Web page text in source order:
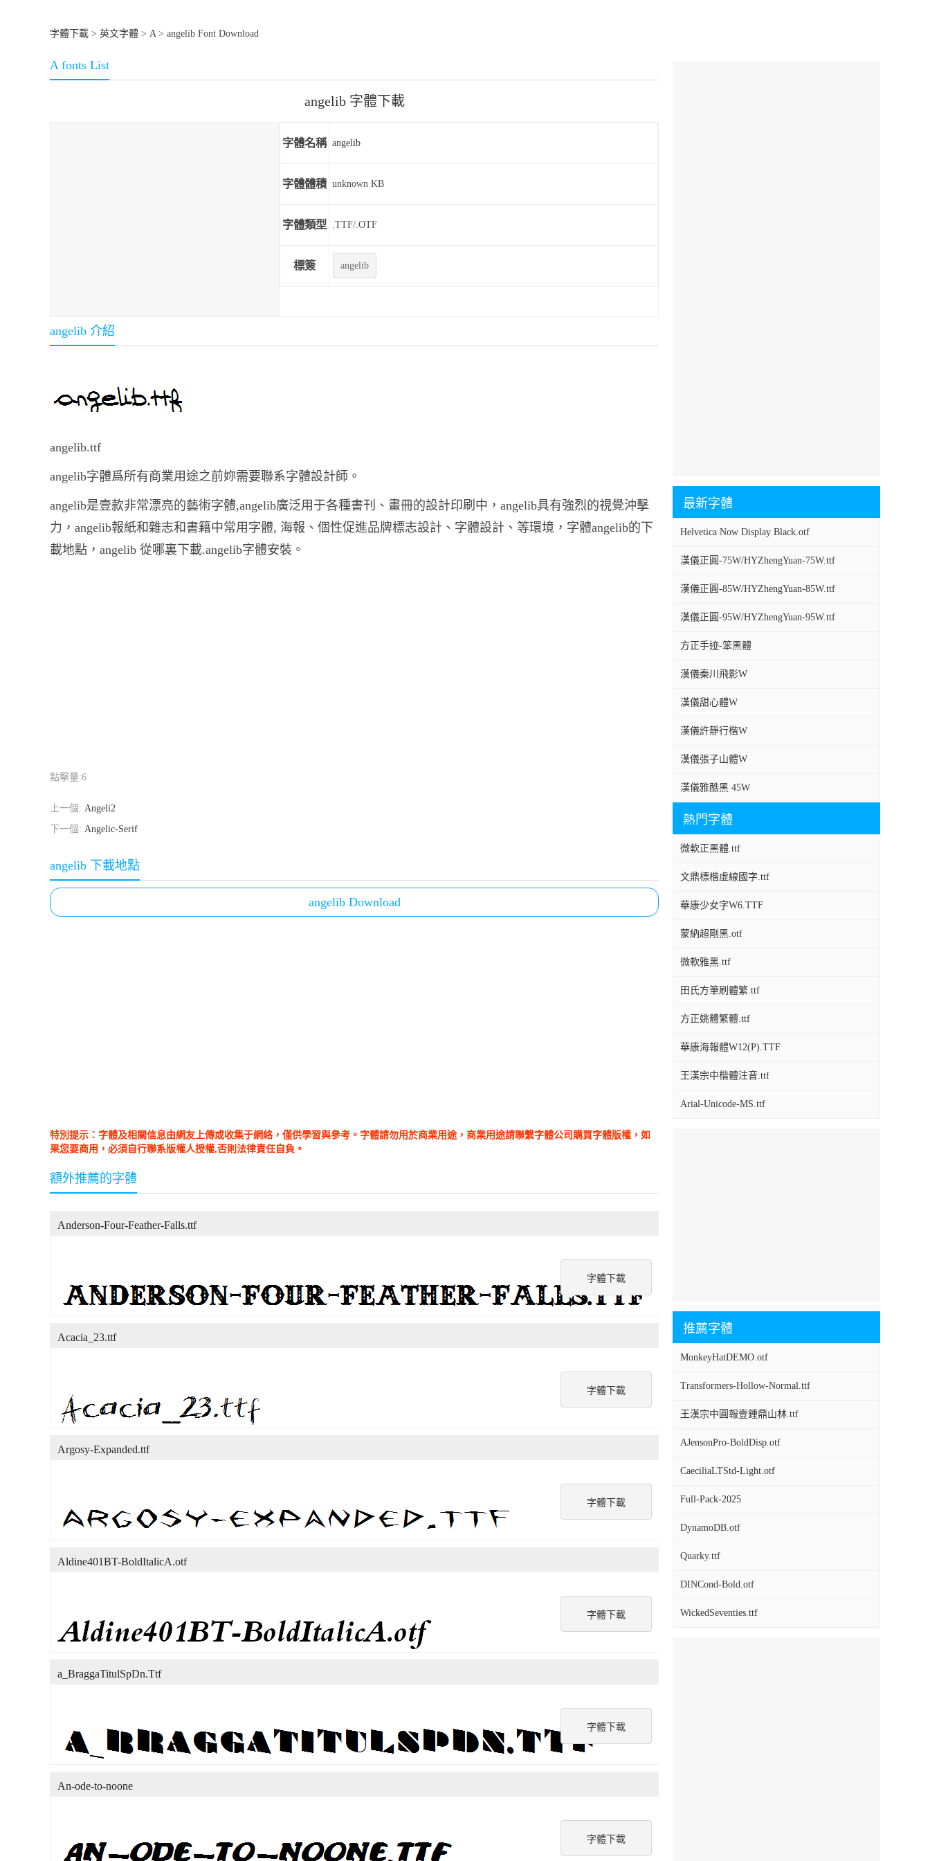
字體下載 > 英文字體 > A> angelib Font Download
最新字體
Helvetica Now Display Black.otf
漢儀正圓-75W/HYZhengYuan-75W.ttf
漢儀正圓-85W/HYZhengYuan-85W.ttf
漢儀正圓-95W/HYZhengYuan-95W.ttf
方正手迹-笨黑體
漢儀秦川飛影W
漢儀甜心體W
漢儀許靜行楷W
漢儀張子山體W
漢儀雅酷黑 45W
熱門字體
微軟正黑體.ttf
文鼎標楷虛線國字.ttf
華康少女字W6.TTF
蒙納超剛黑.otf
微軟雅黑.ttf
田氏方筆刷體繁.ttf
方正姚體繁體.ttf
華康海報體W12(P).TTF
王漢宗中楷體注音.ttf
Arial-Unicode-MS.ttf
推薦字體
MonkeyHatDEMO.otf
Transformers-Hollow-Normal.ttf
王漢宗中圓報壹鍾鼎山林.ttf
AJensonPro-BoldDisp.otf
CaeciliaLTStd-Light.otf
Full-Pack-2025
DynamoDB.otf
Quarky.ttf
DINCond-Bold.otf
WickedSeventies.ttf
A fonts List
angelib 字體下載
字體名稱 angelib
字體體積 unknown KB
字體類型 .TTF/.OTF
標簽 angelib
angelib 介紹
angelib.ttf
angelib字體爲所有商業用途之前妳需要聯系字體設計師。
angelib是壹款非常漂亮的藝術字體,angelib廣泛用于各種書刊、畫冊的設計印刷中，angelib具有強烈的視覺沖擊
力，angelib報紙和雜志和書籍中常用字體, 海報、個性促進品牌標志設計、字體設計、等環境，字體angelib的下
載地點，angelib 從哪裏下載.angelib字體安裝。
點擊量:6
上一個: Angeli2
下一個: Angelic-Serif
angelib 下載地點
angelib Download
特別提示：字體及相關信息由網友上傳或收集于網絡，僅供學習與參考。字體請勿用於商業用途，商業用途請聯繫字體公司購買字體版權，如
果您要商用，必須自行聯系版權人授權,否則法律責任自負。
額外推薦的字體
字體下載
Anderson-Four-Feather-Falls.ttf
字體下載
Acacia_23.ttf
字體下載
Argosy-Expanded.ttf
字體下載
Aldine401BT-BoldItalicA.otf
字體下載
a_BraggaTitulSpDn.Ttf
字體下載
An-ode-to-noone